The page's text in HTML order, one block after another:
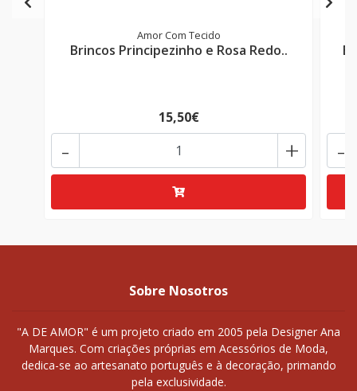
Amor Com Tecido
Brincos Principezinho e Rosa Redo..
15,50€
+
- -
Sobre Nosotros
"A DE AMOR" é um projeto criado em 2005 pela Designer Ana
Marques. Com criações próprias em Acessórios de Moda,
dedica-se ao artesanato português e à decoração, primando
pela exclusividade.